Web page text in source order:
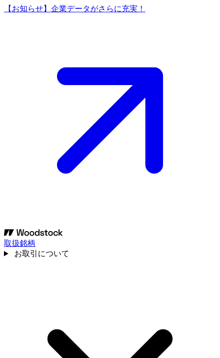
【お知らせ】企業データがさらに充実！
取扱銘柄
お取引について